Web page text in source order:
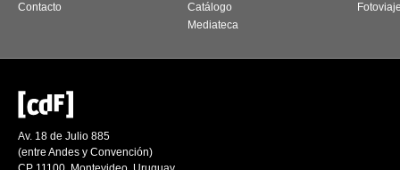
Contacto
Catálogo
Mediateca
Av. 18 de Julio 885
(entre Andes y Convención)